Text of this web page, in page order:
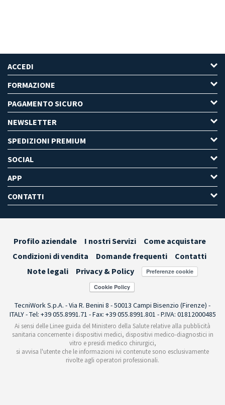
ACCEDI
FORMAZIONE
PAGAMENTO SICURO
NEWSLETTER
SPEDIZIONI PREMIUM
SOCIAL
APP
CONTATTI
Profilo aziendale I nostri Servizi
Come acquistare
Condizioni di vendita
Domande frequenti
Contatti
Note legali
Privacy & Policy Preferenze cookie
TecniWork S.p.A. - Via R. Benini 8 - 50013 Campi Bisenzio (Firenze) -
ITALY - Tel: +39 055.8991.71 - Fax: +39 055.8991.801 - P.IVA: 01812000485
Ai sensi delle Linee guida del Ministero della Salute relative alla pubblicità
sanitaria concernente i dispositivi medici, dispositivi medico-diagnostici in
vitro e presidi medico chirurgici,
si avvisa l'utente che le informazioni ivi contenute sono esclusivamente
rivolte agli operatori professionali.